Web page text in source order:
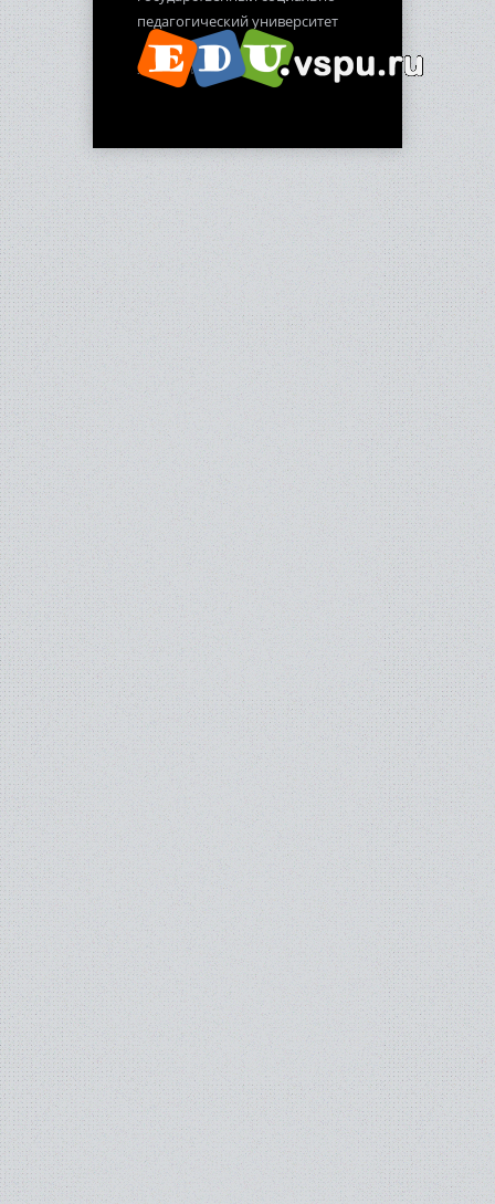
педагогический университет
2012-2013 гг.